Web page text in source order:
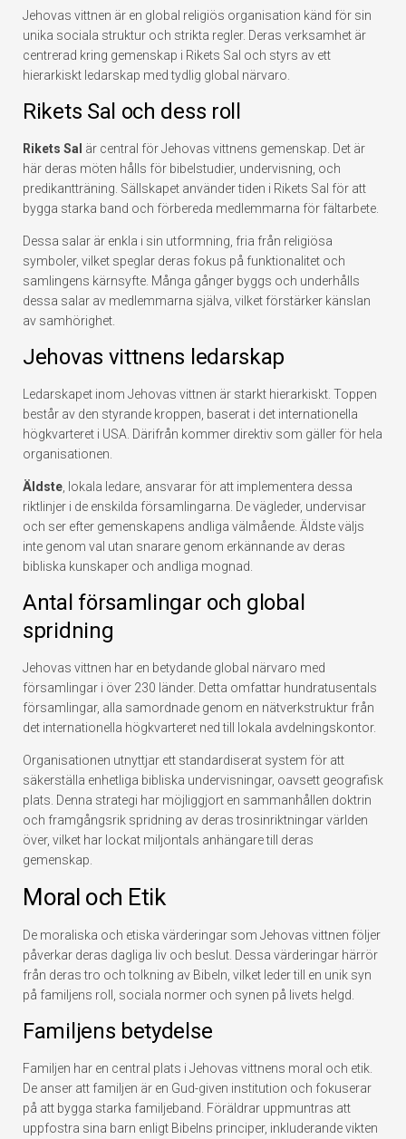
Jehovas vittnen är en global religiös organisation känd för sin
unika sociala struktur och strikta regler. Deras verksamhet är
centrerad kring gemenskap i Rikets Sal och styrs av ett
hierarkiskt ledarskap med tydlig global närvaro.
Rikets Sal och dess roll
Rikets Sal är central för Jehovas vittnens gemenskap. Det är
här deras möten hålls för bibelstudier, undervisning, och
predikantträning. Sällskapet använder tiden i Rikets Sal för att
bygga starka band och förbereda medlemmarna för fältarbete.
Dessa salar är enkla i sin utformning, fria från religiösa
symboler, vilket speglar deras fokus på funktionalitet och
samlingens kärnsyfte. Många gånger byggs och underhålls
dessa salar av medlemmarna själva, vilket förstärker känslan
av samhörighet.
Jehovas vittnens ledarskap
Ledarskapet inom Jehovas vittnen är starkt hierarkiskt. Toppen
består av den styrande kroppen, baserat i det internationella
högkvarteret i USA. Därifrån kommer direktiv som gäller för hela
organisationen.
Äldste , lokala ledare, ansvarar för att implementera dessa
riktlinjer i de enskilda församlingarna. De vägleder, undervisar
och ser efter gemenskapens andliga välmående. Äldste väljs
inte genom val utan snarare genom erkännande av deras
bibliska kunskaper och andliga mognad.
Antal församlingar och global
spridning
Jehovas vittnen har en betydande global närvaro med
församlingar i över 230 länder. Detta omfattar hundratusentals
församlingar, alla samordnade genom en nätverkstruktur från
det internationella högkvarteret ned till lokala avdelningskontor.
Organisationen utnyttjar ett standardiserat system för att
säkerställa enhetliga bibliska undervisningar, oavsett geografisk
plats. Denna strategi har möjliggjort en sammanhållen doktrin
och framgångsrik spridning av deras trosinriktningar världen
över, vilket har lockat miljontals anhängare till deras
gemenskap.
Moral och Etik
De moraliska och etiska värderingar som Jehovas vittnen följer
påverkar deras dagliga liv och beslut. Dessa värderingar härrör
från deras tro och tolkning av Bibeln, vilket leder till en unik syn
på familjens roll, sociala normer och synen på livets helgd.
Familjens betydelse
Familjen har en central plats i Jehovas vittnens moral och etik.
De anser att familjen är en Gud-given institution och fokuserar
på att bygga starka familjeband. Föräldrar uppmuntras att
uppfostra sina barn enligt Bibelns principer, inkluderande vikten